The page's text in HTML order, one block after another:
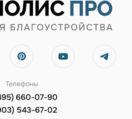
Телефоны
660-07-90
543-67-02